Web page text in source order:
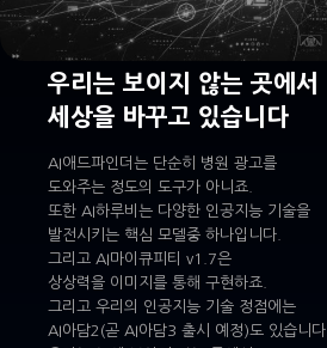
우리는 보이지 않는 곳에서
세상을 바꾸고 있습니다
AI애드파인더는 단순히 병원 광고를
도와주는 정도의 도구가 아니죠.
또한 AI하루비는 다양한 인공지능 기술을
발전시키는 핵심 모델중 하나입니다.
그리고 AI마이큐피티 v1.7은
상상력을 이미지를 통해 구현하죠.
그리고 우리의 인공지능 기술 정점에는
AI아담2(곧 AI아담3 출시 예정)도 있습니다.